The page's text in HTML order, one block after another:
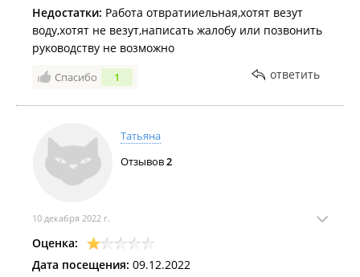
Недостатки: Работа отвратииельная,хотят везут
воду,хотят не везут,написать жалобу или позвонить
руководству не возможно
Спасибо 1 ответить
Татьяна
Отзывов2
10 декабря 2022 г.
Оценка:
Дата посещения: 09.12.2022